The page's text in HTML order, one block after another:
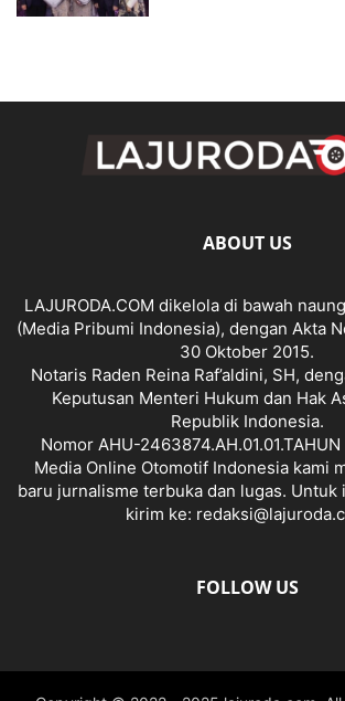
ABOUT US
LAJURODA.COM dikelola di bawah
(Media Pribumi Indonesia), dengan Akta
30 Oktober 2015.
Notaris Raden Reina Raf’aldini, SH,
Keputusan Menteri Hukum dan Hak
Republik Indonesia.
Nomor AHU-
Media Online Otomotif Indonesia kami
baru jurnalisme terbuka dan lugas. Untuk
kirim ke:
FOLLOW US